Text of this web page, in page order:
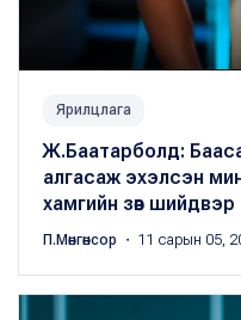
Ярилцлага
Ж.Баатарболд:
алгасаж эхэлсэн
хамгийн зөв шийдвэр
П.Мөнгөнсор ・ 11 сарын 05,